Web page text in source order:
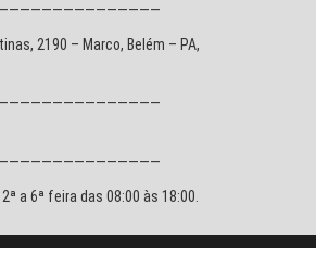
2190 – Marco, Belém – PA,
a 6ª feira das 08:00 às 18:00.